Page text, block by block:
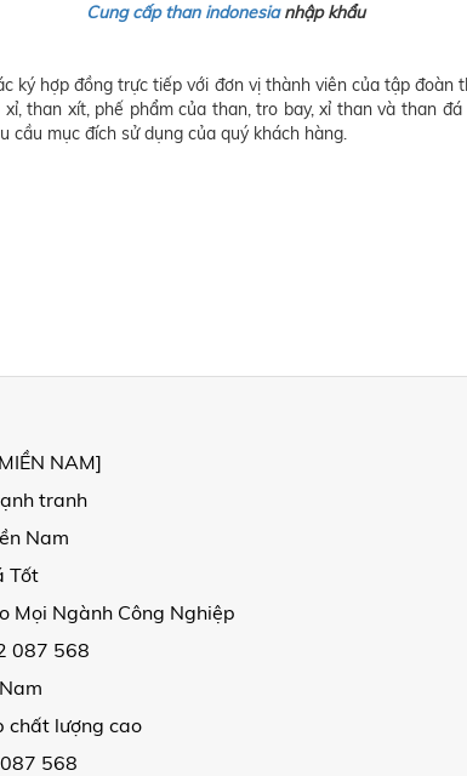
Cung cấp than indonesianhập khẩu
ký hợp đồng trực tiếp với đơn vị thành viên của tập
than xít, phế phẩm của than, tro bay, xỉ than và than
cầu mục đích sử dụng của quý khách hàng.
NAM]
tranh
Nam
Tốt
Mọi Ngành Công Nghiệp
087 568
chất lượng cao
568